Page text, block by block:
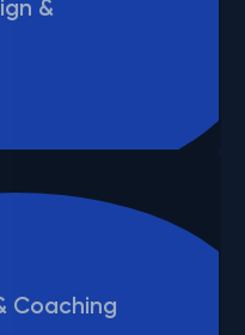
&
Coaching